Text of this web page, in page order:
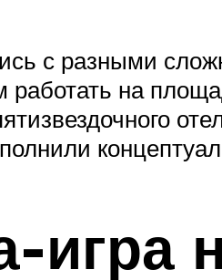
с разными
на
игра